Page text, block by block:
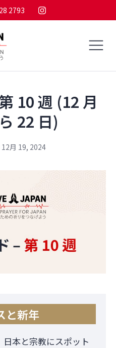
2793
10 週 (12 月
22 日)
12月 19, 2024
と新年
本と宗教にスポット